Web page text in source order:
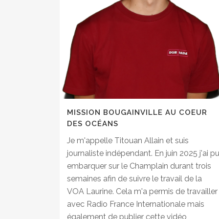
MISSION BOUGAINVILLE AU COEUR
DES OCÉANS
Je m'appelle Titouan Allain et suis
journaliste indépendant. En juin 2025 j'ai pu
embarquer sur le Champlain durant trois
semaines afin de suivre le travail de la
VOA Laurine. Cela m'a permis de travailler
avec Radio France Internationale mais
également de publier cette vidéo